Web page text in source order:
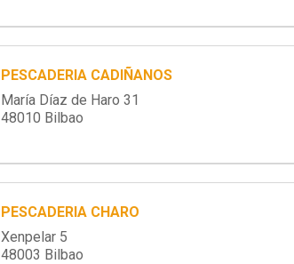
PESCADERIA CADIÑANOS
María Díaz de Haro 31
48010 Bilbao
PESCADERIA CHARO
Xenpelar 5
48003 Bilbao